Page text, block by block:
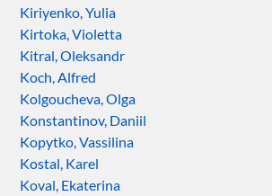
Kiriyenko, Yulia
Kirtoka, Violetta
Kitral, Oleksandr
Koch, Alfred
Kolgoucheva, Olga
Konstantinov, Daniil
Kopytko, Vassilina
Kostal, Karel
Koval, Ekaterina